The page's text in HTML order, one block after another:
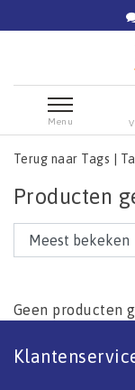
Menu
Terug naar Tags
Producten
Geen producten